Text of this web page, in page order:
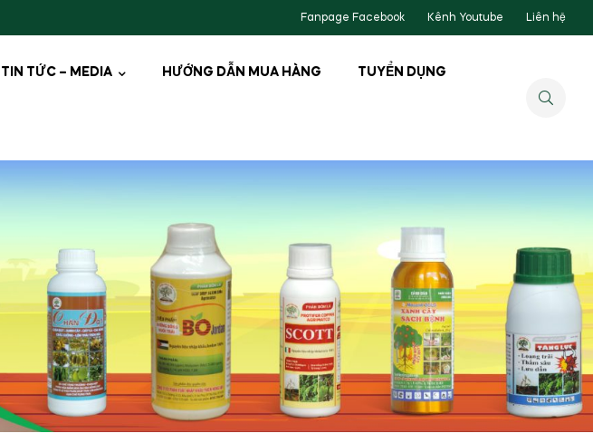
Fanpage Facebook Kênh Youtube Liên hệ
TIN TỨC – MEDIA HƯỚNG DẪN MUA HÀNG TUYỂN DỤNG